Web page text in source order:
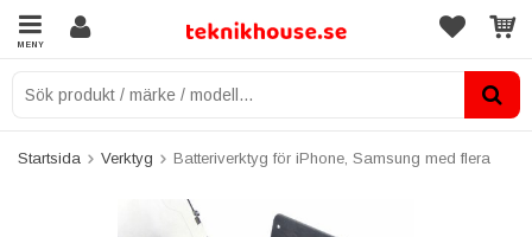
MENY
Startsida Verktyg Batteriverktyg för iPhone, Samsung med flera